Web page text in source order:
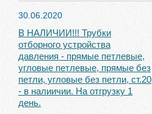
30.06.2020
В НАЛИЧИИ!!! Трубки
отборного устройства
давления - прямые петлевые,
угловые петлевые, прямые без
петли, угловые без петли, ст.20
- в налиичии. На отгрузку 1
день.